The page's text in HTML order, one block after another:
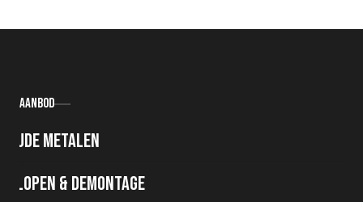
Aanbod
Oude metalen
Slopen & demontage